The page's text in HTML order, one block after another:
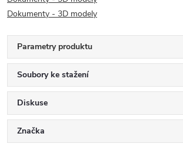
Dokumenty - 3D modely
Parametry produktu
Soubory ke stažení
Diskuse
Značka